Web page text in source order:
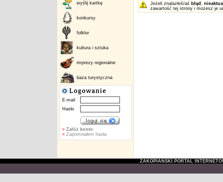
wyślij kartkę
konkursy
folklor
kultura i sztuka
imprezy regionalne
baza turystyczna
E-mail
Hasło
» Załóż konto
»Zapomniałem hasła
Jeżeli znalazłeś/aś błąd ,
zawartość tej strony i możesz je
ZAKOPIAŃSKI PORTAL